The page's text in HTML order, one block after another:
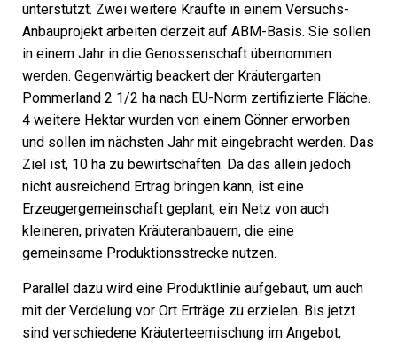
unterstützt. Zwei weitere Kräufte in einem Versuchs-
Anbauprojekt arbeiten derzeit auf ABM-Basis. Sie sollen
in einem Jahr in die Genossenschaft übernommen
werden. Gegenwärtig beackert der Kräutergarten
Pommerland 2 1/2 ha nach EU-Norm zertifizierte Fläche.
4 weitere Hektar wurden von einem Gönner erworben
und sollen im nächsten Jahr mit eingebracht werden. Das
Ziel ist, 10 ha zu bewirtschaften. Da das allein jedoch
nicht ausreichend Ertrag bringen kann, ist eine
Erzeugergemeinschaft geplant, ein Netz von auch
kleineren, privaten Kräuteranbauern, die eine
gemeinsame Produktionsstrecke nutzen.
Parallel dazu wird eine Produktlinie aufgebaut, um auch
mit der Verdelung vor Ort Erträge zu erzielen. Bis jetzt
sind verschiedene Kräuterteemischung im Angebot,